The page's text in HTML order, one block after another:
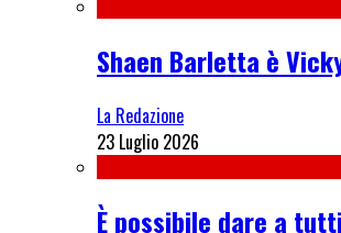
Shaen Barletta è
La Redazione
23 Luglio 2026
È possibile dare a